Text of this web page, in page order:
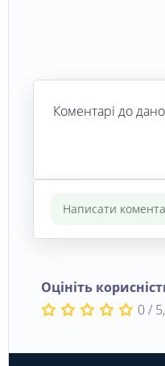
Коментарі до
Оцініть
0 /